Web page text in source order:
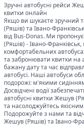
Зручні автобусні рейси
квитки онлайн
Якщо ви шукаєте зручний
(Ряшів) та Івано-Франківськ
від Bus-Donas. Ми
(Ряшів) -Івано-Франківськ,
комфортабельних
та забронювати квитки на
бажану дату та час
автобусі. Наші автобуси
подорожі: м'якими
Досвідчені водії
автобусні квитки Жешув
та насолоджуйтесь
Подорожуйте з нами та
Жешув (Ряшів) та Івано-